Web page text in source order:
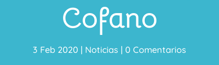
Cofano
3 Feb 2020 | Noticias | 0 Comentarios